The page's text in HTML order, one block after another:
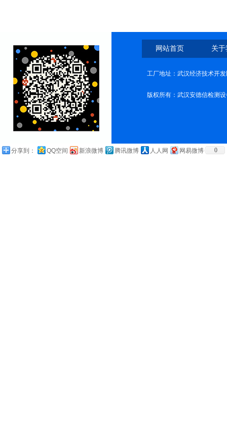
网站首页 关
工厂地址：武汉经济技术开
版权所有：武汉安德信检测
分享到： QQ空间 新浪微博 腾讯微博 人人网 网易微博 0